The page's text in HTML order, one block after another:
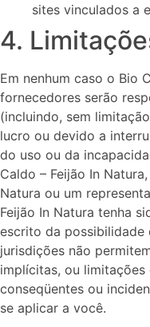
sites vinculados a
4.
Em nenhum caso o Bio
fornecedores serão
(incluindo, sem
lucro ou devido a
do uso ou da
Caldo – Feijão In
Natura ou um
Feijão In Natura tenha
escrito da possibilidade
jurisdições não
implícitas, ou
conseqüentes ou
se aplicar a você.